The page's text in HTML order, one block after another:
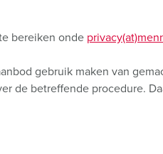
bereiken onde
gebruik maken van
de betreffende procedure.